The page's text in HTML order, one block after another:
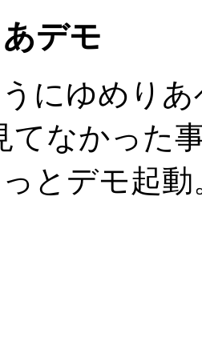
デモ
にゆめり
てなかった
とデモ起動